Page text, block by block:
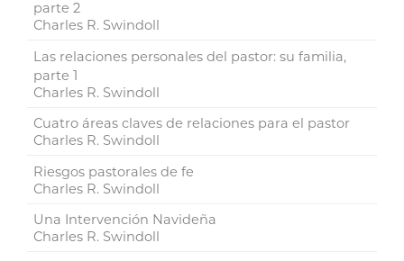
parte 2
Charles R. Swindoll
Las relaciones personales del pastor: su familia,
parte 1
Charles R. Swindoll
Cuatro áreas claves de relaciones para el pastor
Charles R. Swindoll
Riesgos pastorales de fe
Charles R. Swindoll
Una Intervención Navideña
Charles R. Swindoll